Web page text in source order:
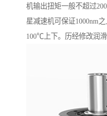
机输出扭矩一般不超过
星减速机可保证1000nm
100℃上下。历经修改润